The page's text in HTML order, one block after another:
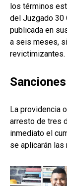
los términos
del Juzgado 30
publicada en
a seis meses,
revictimizantes.
La providencia
arresto de tres
inmediato el
se aplicarán